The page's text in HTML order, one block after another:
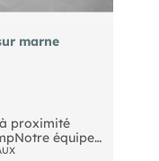
marne
proximité
équipes